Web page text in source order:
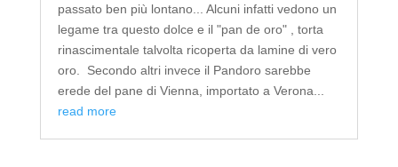
passato ben più lontano... Alcuni infatti vedono un
legame tra questo dolce e il "pan de oro" , torta
rinascimentale talvolta ricoperta da lamine di vero
oro. Secondo altri invece il Pandoro sarebbe
erede del pane di Vienna, importato a Verona...
read more